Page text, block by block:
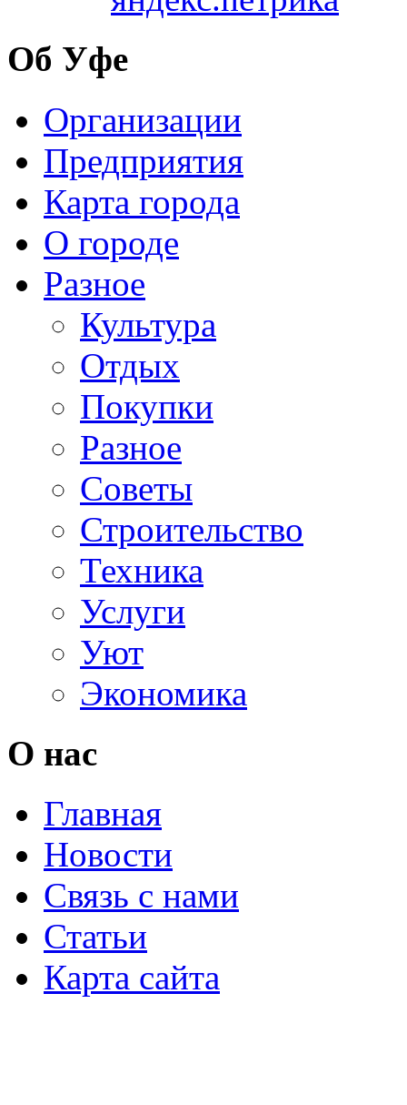
Об Уфе
Организации
Предприятия
Карта города
О городе
Разное
Культура
Отдых
Покупки
Разное
Советы
Строительство
Техника
Услуги
Уют
Экономика
О нас
Главная
Новости
Связь с нами
Статьи
Карта сайта